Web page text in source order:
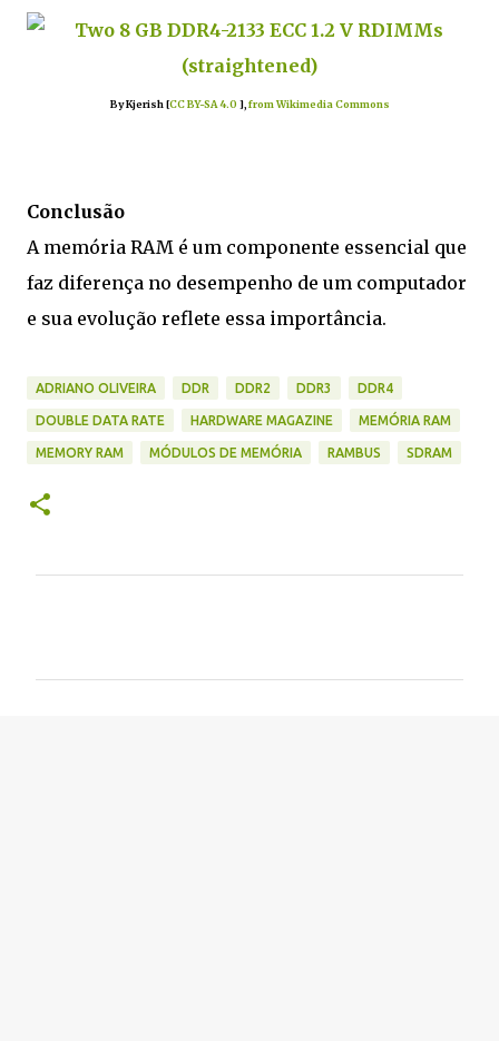
By Kjerish [CC BY-SA 4.0 ], from Wikimedia Commons
Conclusão
A memória RAM é um componente essencial que
faz diferença no desempenho de um computador
e sua evolução reflete essa importância.
ADRIANO OLIVEIRA DDR DDR2 DDR3 DDR4
DOUBLE DATA RATE HARDWARE MAGAZINE MEMÓRIA RAM
MEMORY RAM MÓDULOS DE MEMÓRIA RAMBUS SDRAM